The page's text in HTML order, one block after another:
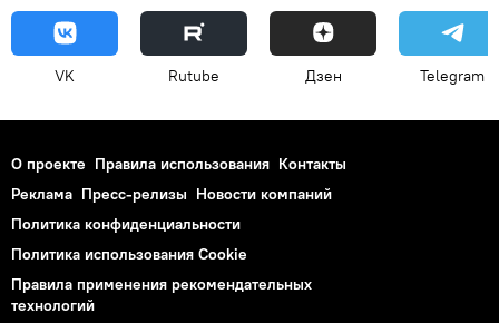
VK Rutube Дзен Telegram
О проекте Правила использования Контакты
Реклама Пресс-релизы Новости компаний
Политика конфиденциальности
Политика использования Cookie
Правила применения рекомендательных
технологий